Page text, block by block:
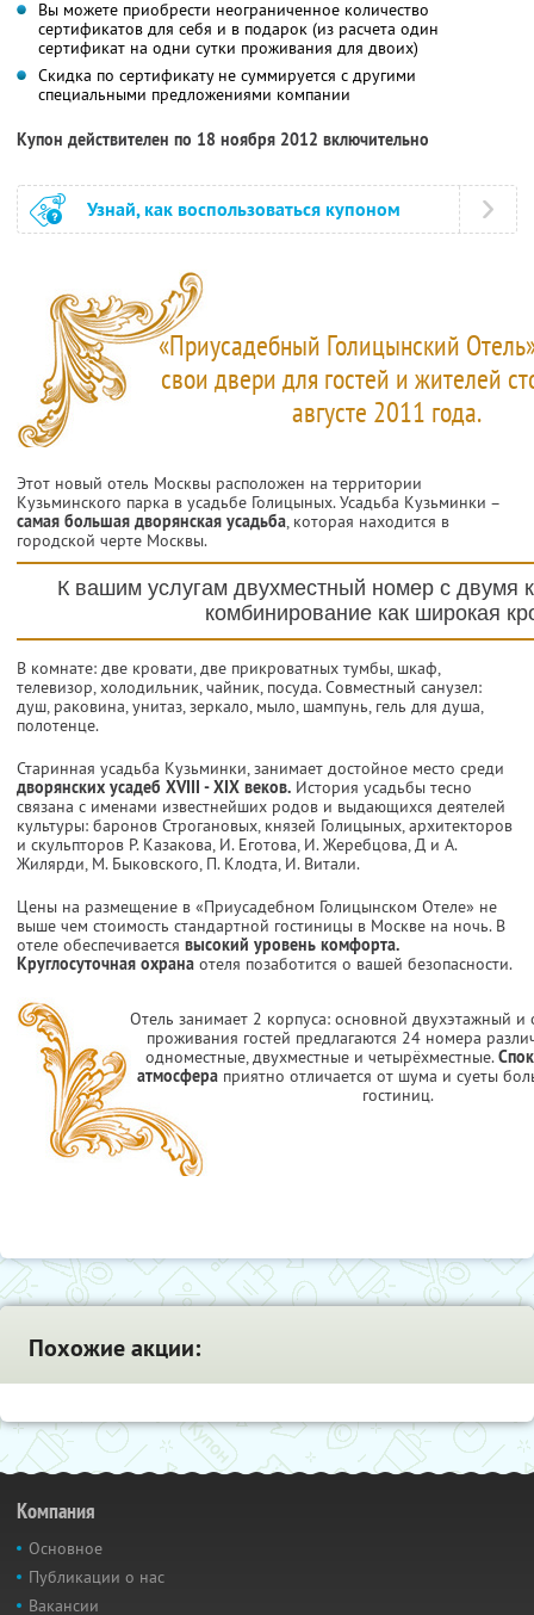
Вы можете приобрести неограниченное количество
сертификатов для себя и в подарок (из расчета один
сертификат на одни сутки проживания для двоих)
Скидка по сертификату не суммируется с другими
специальными предложениями компании
Купон действителен по 18 ноября 2012 включительно
Узнай, как воспользоваться купоном
«Приусадебный Голицынский
свои двери для гостей и жителей
августе 2011 года.
Этот новый отель Москвы расположен на территории
Кузьминского парка в усадьбе Голицыных. Усадьба Кузьминки –
самая большая дворянская усадьба, которая находится в
городской черте Москвы.
К вашим услугам двухместный номер с двумя
комбинирование как широкая
В комнате: две кровати, две прикроватных тумбы, шкаф,
телевизор, холодильник, чайник, посуда. Совместный санузел:
душ, раковина, унитаз, зеркало, мыло, шампунь, гель для душа,
полотенце.
Старинная усадьба Кузьминки, занимает достойное место среди
дворянских усадеб XVIII - XIX веков. История усадьбы тесно
связана с именами известнейших родов и выдающихся деятелей
культуры: баронов Строгановых, князей Голицыных, архитекторов
и скульпторов Р. Казакова, И. Еготова, И. Жеребцова, Д и А.
Жилярди, М. Быковского, П. Клодта, И. Витали.
Цены на размещение в «Приусадебном Голицынском Отеле» не
выше чем стоимость стандартной гостиницы в Москве на ночь. В
отеле обеспечивается высокий уровень комфорта.
Круглосуточная охрана отеля позаботится о вашей безопасности.
Отель занимает 2 корпуса: основной двухэтажный
проживания гостей предлагаются 24 номера
одноместные, двухместные и четырёхместные.
атмосфераприятно отличается от шума и суеты
гостиниц.
Похожие акции:
Компания
Основное
Публикации о нас
Вакансии